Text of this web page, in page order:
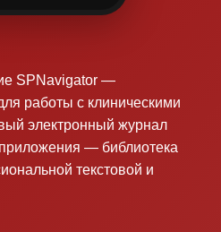
SPNavigator —
работы с клиническими
электронный журнал
— библиотека
текстовой и